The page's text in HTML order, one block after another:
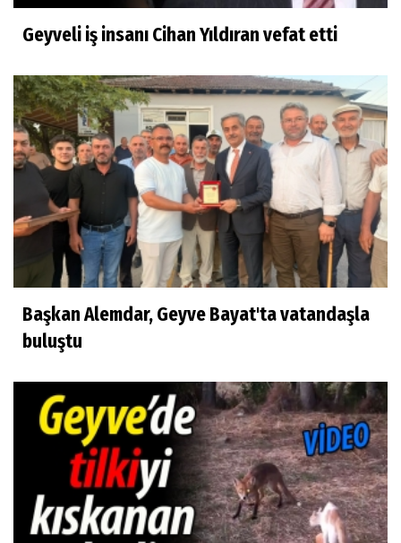
Geyveli iş insanı Cihan Yıldıran vefat etti
Başkan Alemdar, Geyve Bayat'ta vatandaşla
buluştu